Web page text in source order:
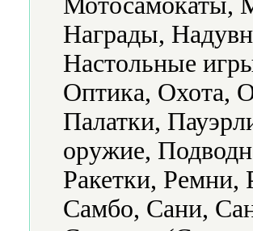
Награды,
Настольные
Оптика, Охота,
Палатки,
оружие,
Ракетки, Ремни,
Самбо, Сани,